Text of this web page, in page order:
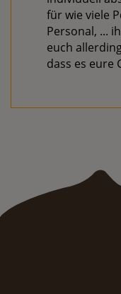
für wie viele
Personal, ...
euch
dass es eure